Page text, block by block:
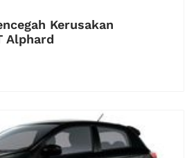
Kerusakan
Alphard